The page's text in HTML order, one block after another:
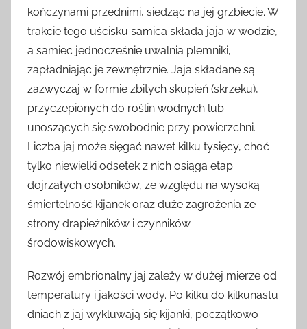
kończynami przednimi, siedząc na jej grzbiecie. W
trakcie tego uścisku samica składa jaja w wodzie,
a samiec jednocześnie uwalnia plemniki,
zapładniając je zewnętrznie. Jaja składane są
zazwyczaj w formie zbitych skupień (skrzeku),
przyczepionych do roślin wodnych lub
unoszących się swobodnie przy powierzchni.
Liczba jaj może sięgać nawet kilku tysięcy, choć
tylko niewielki odsetek z nich osiąga etap
dojrzałych osobników, ze względu na wysoką
śmiertelność kijanek oraz duże zagrożenia ze
strony drapieżników i czynników
środowiskowych.
Rozwój embrionalny jaj zależy w dużej mierze od
temperatury i jakości wody. Po kilku do kilkunastu
dniach z jaj wykluwają się kijanki, początkowo